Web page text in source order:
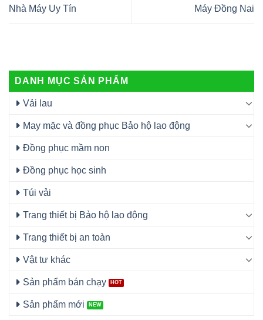
Nhà Máy Uy Tín Máy Đồng Nai
DANH MỤC SẢN PHẨM
Vải lau
May mặc và đồng phục Bảo hộ lao động
Đồng phục mầm non
Đồng phục học sinh
Túi vải
Trang thiết bị Bảo hộ lao động
Trang thiết bị an toàn
Vật tư khác
Sản phẩm bán chạy
Sản phẩm mới